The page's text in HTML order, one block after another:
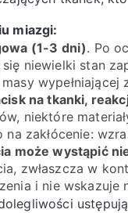
miazgi:
(1-3 dni). Po
niewielki stan
wypełniającej
na tkanki,
niektóre
na zakłócenie:
może wystąpić
zwłaszcza w
i nie wskazuje